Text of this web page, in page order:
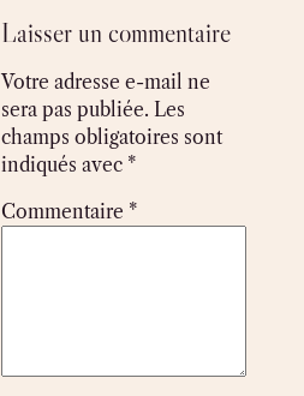
Laisser un commentaire
Votre adresse e-mail ne
sera pas publiée. Les
champs obligatoires sont
indiqués avec *
Commentaire *